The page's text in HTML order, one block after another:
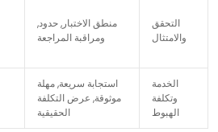
التحقق
والامتثال
منطق الاختبار, حدود,
ومراقبة المراجعة
الخدمة
وتكلفة
الهبوط
استجابة سريعة, مهلة
موثوقة, عرض التكلفة
الحقيقية